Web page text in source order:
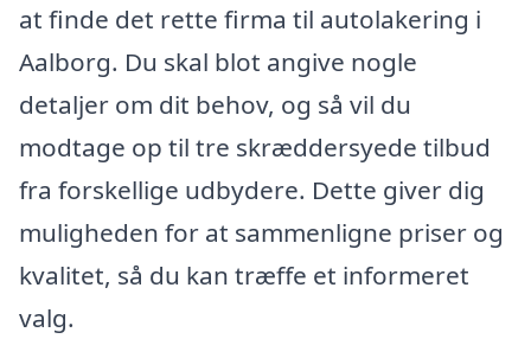
at finde det rette firma til autolakering i
Aalborg. Du skal blot angive nogle
detaljer om dit behov, og så vil du
modtage op til tre skræddersyede tilbud
fra forskellige udbydere. Dette giver dig
muligheden for at sammenligne priser og
kvalitet, så du kan træffe et informeret
valg.